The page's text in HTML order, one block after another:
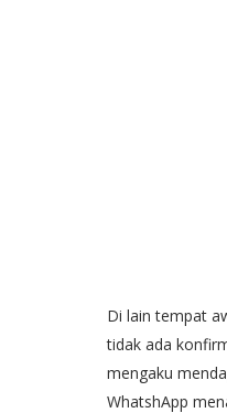
Di lain tempat
tidak ada
mengaku
WhatshApp